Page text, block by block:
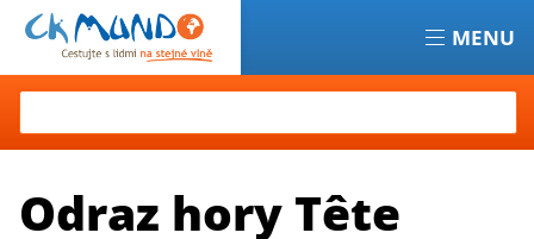
MENU
Odraz hory Tête